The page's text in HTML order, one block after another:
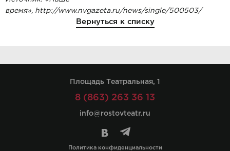
время», http://www.nvgazeta.ru/news/single/500503/
Вернуться к списку
Площадь Театральная, 1
8 (863) 263 36 13
info@rostovteatr.ru
Политика конфиденциальности